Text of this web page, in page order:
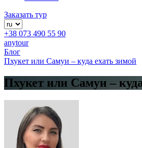
Заказать тур
+38 073 490 55 90
anytour
Блог
Пхукет или Самуи – куда ехать зимой
Пхукет или Самуи –